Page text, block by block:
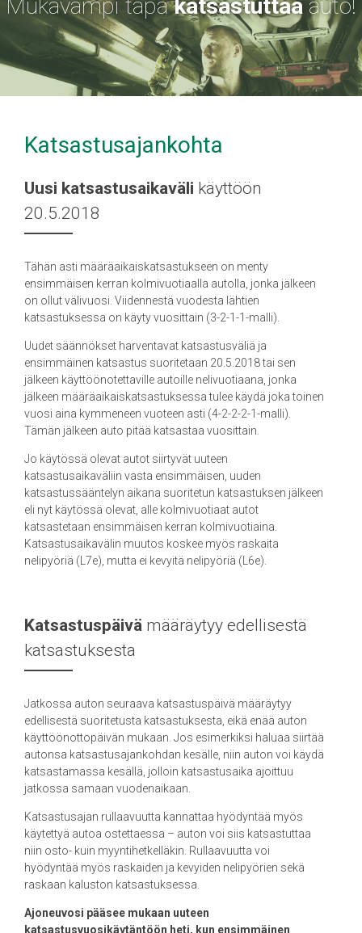
Mukavampi tapakatsastuttaaauto!
Katsastusajankohta
Uusi katsastusaikaväli käyttöön
20.5.2018
Tähän asti määräaikaiskatsastukseen on menty
ensimmäisen kerran kolmivuotiaalla autolla, jonka jälkeen
on ollut välivuosi. Viidennestä vuodesta lähtien
katsastuksessa on käyty vuosittain (3-2-1-1-malli).
Uudet säännökset harventavat katsastusväliä ja
ensimmäinen katsastus suoritetaan 20.5.2018 tai sen
jälkeen käyttöönotettaville autoille nelivuotiaana, jonka
jälkeen määräaikaiskatsastuksessa tulee käydä joka toinen
vuosi aina kymmeneen vuoteen asti (4-2-2-2-1-malli).
Tämän jälkeen auto pitää katsastaa vuosittain.
Jo käytössä olevat autot siirtyvät uuteen
katsastusaikaväliin vasta ensimmäisen, uuden
katsastussääntelyn aikana suoritetun katsastuksen jälkeen
eli nyt käytössä olevat, alle kolmivuotiaat autot
katsastetaan ensimmäisen kerran kolmivuotiaina.
Katsastusaikavälin muutos koskee myös raskaita
nelipyöriä (L7e), mutta ei kevyitä nelipyöriä (L6e).
Katsastuspäivä määräytyy edellisestä
katsastuksesta
Jatkossa auton seuraava katsastuspäivä määräytyy
edellisestä suoritetusta katsastuksesta, eikä enää auton
käyttöönottopäivän mukaan. Jos esimerkiksi haluaa siirtää
autonsa katsastusajankohdan kesälle, niin auton voi käydä
katsastamassa kesällä, jolloin katsastusaika ajoittuu
jatkossa samaan vuodenaikaan.
Katsastusajan rullaavuutta kannattaa hyödyntää myös
käytettyä autoa ostettaessa – auton voi siis katsastuttaa
niin osto- kuin myyntihetkelläkin. Rullaavuutta voi
hyödyntää myös raskaiden ja kevyiden nelipyörien sekä
raskaan kaluston katsastuksessa.
Ajoneuvosi pääsee mukaan uuteen
katsastusvuosikäytäntöön heti, kun ensimmäinen